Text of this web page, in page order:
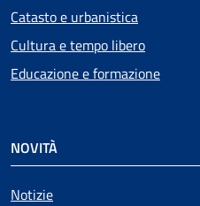
Catasto e urbanistica
Cultura e tempo libero
Educazione e formazione
NOVITÀ
Notizie